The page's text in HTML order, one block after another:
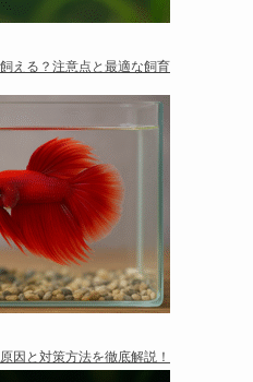
える？注意点と最適な飼育
因と対策方法を徹底解説！